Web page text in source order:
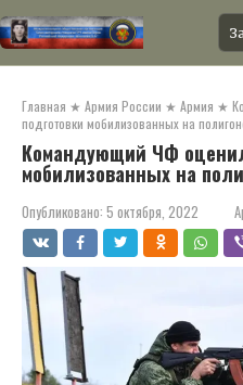
контенту
Главная ★ Армия России ★ Армия ★
подготовки мобилизованных на
Командующий ЧФ
мобилизованных на
Опубликовано: 5 октября, 2022